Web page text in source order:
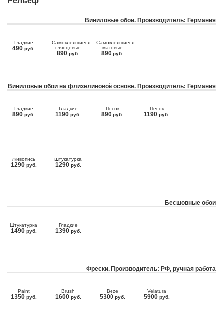
Виниловые обои. Производитель: Германия
Гладкие
490 руб.
Самоклеящиеся
глянцевые
890 руб.
Самоклеящиеся
матовые
890 руб.
Виниловые обои на флизелиновой основе. Производитель: Германия
Гладкие
890 руб.
Гладкие
1190 руб.
Песок
890 руб.
Песок
1190 руб.
Живопись
1290 руб.
Штукатурка
1290 руб.
Бесшовные обои
Штукатурка
1490 руб.
Гладкие
1390 руб.
Фрески. Производитель: РФ, ручная работа
Paint
1350 руб.
Brush
1600 руб.
Beze
5300 руб.
Velatura
5900 руб.